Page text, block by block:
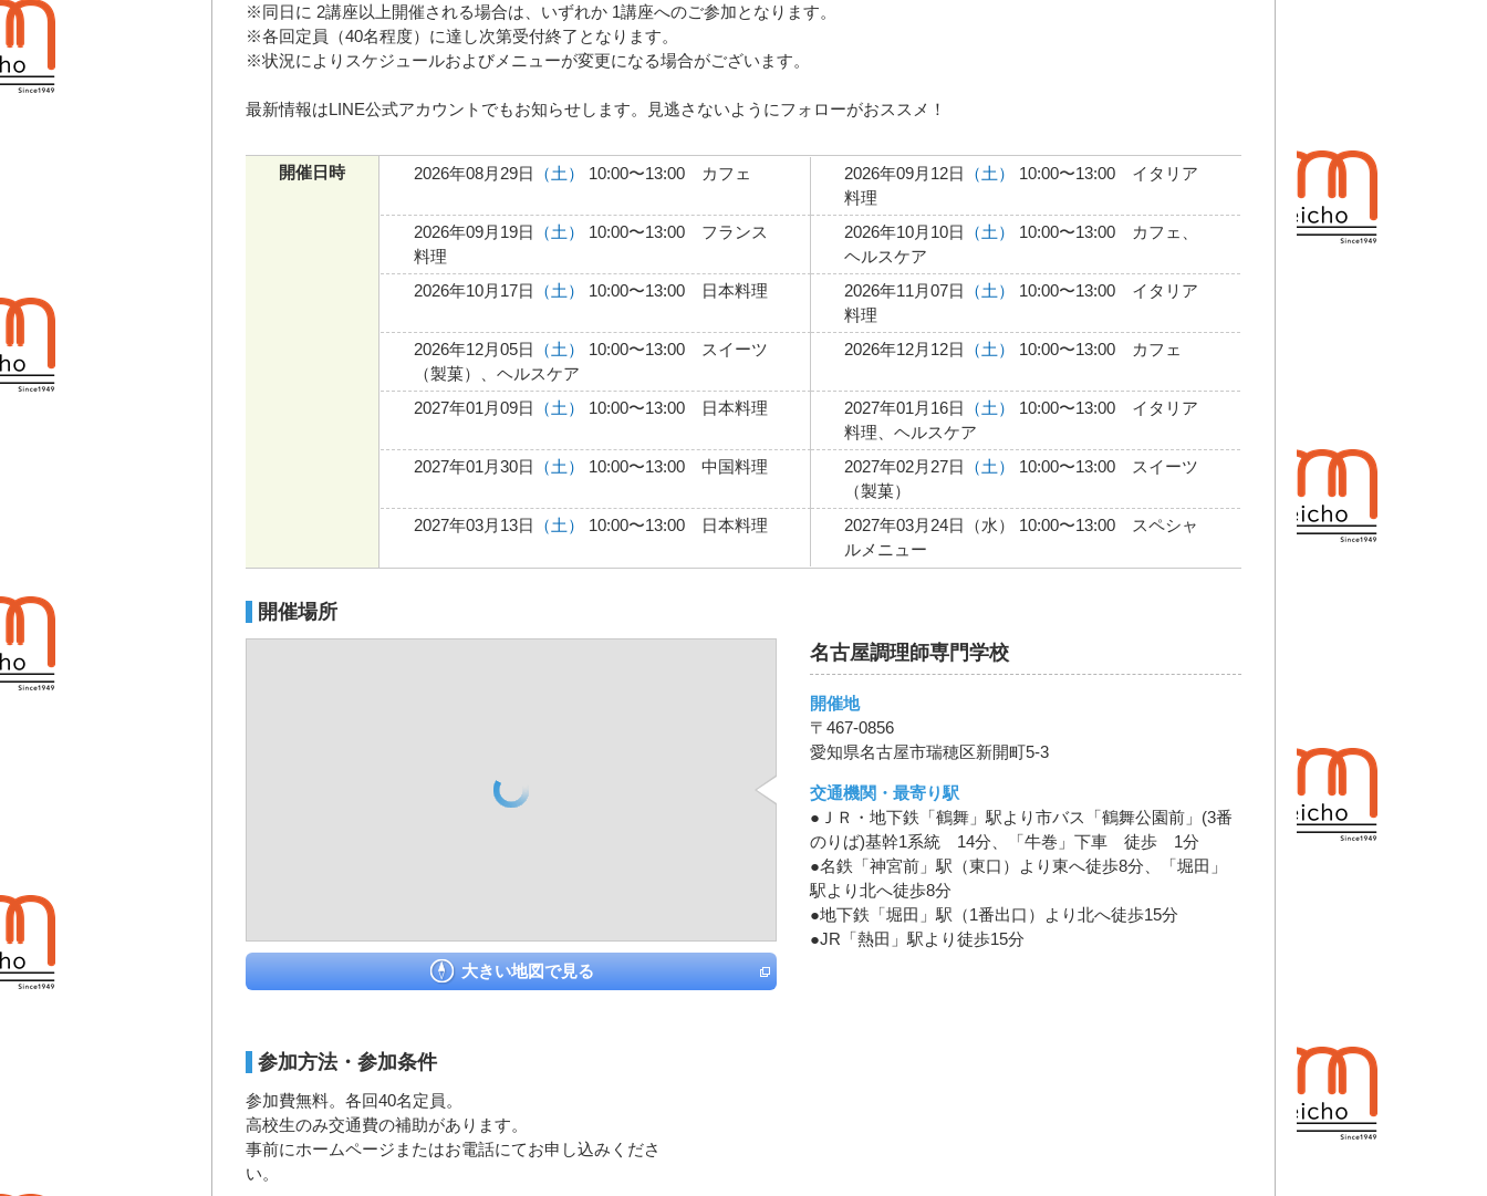
※同日に 2講座以上開催される場合は、いずれか 1講座へのご参加となります。
※各回定員（40名程度）に達し次第受付終了となります。
※状況によりスケジュールおよびメニューが変更になる場合がございます。
最新情報はLINE公式アカウントでもお知らせします。見逃さないようにフォローがおススメ！
開催日時 2026年08月29日 （土） 10:00〜13:00 カフェ 2026年09月12日 （土）
10:00〜13:00 イタリア
料理
2026年09月19日
（土）
10:00〜13:00 フランス
料理
2026年10月10日 （土）
10:00〜13:00 カフェ、
ヘルスケア
2026年10月17日
（土） 10:00〜13:00 日本料理 2026年11月07日 （土）
10:00〜13:00 イタリア
料理
2026年12月05日
（土）
10:00〜13:00 スイーツ
（製菓）、ヘルスケア
2026年12月12日 （土） 10:00〜13:00 カフェ
2027年01月09日 （土） 10:00〜13:00 日本料理 2027年01月16日 （土）
10:00〜13:00 イタリア
料理、ヘルスケア
2027年01月30日
（土） 10:00〜13:00 中国料理 2027年02月27日 （土）
10:00〜13:00 スイーツ
（製菓）
2027年03月13日
（土） 10:00〜13:00 日本料理
2027年03月24日（水） 10:00〜13:00 スペシャ
ルメニュー
開催場所
大きい地図で見る
名古屋調理師専門学校
開催地
〒467-0856
愛知県名古屋市瑞穂区新開町5-3
交通機関・最寄り駅
●ＪＲ・地下鉄「鶴舞」駅より市バス「鶴舞公園前」(3番
のりば)基幹1系統 14分、「牛巻」下車 徒歩 1分
●名鉄「神宮前」駅（東口）より東へ徒歩8分、「堀田」
駅より北へ徒歩8分
●地下鉄「堀田」駅（1番出口）より北へ徒歩15分
●JR「熱田」駅より徒歩15分
参加方法・参加条件
参加費無料。各回40名定員。
高校生のみ交通費の補助があります。
事前にホームページまたはお電話にてお申し込みくださ
い。